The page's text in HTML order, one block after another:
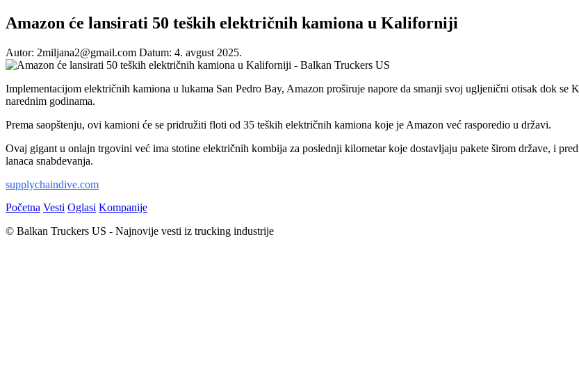
Amazon će lansirati 50 teških električnih kamiona u Kaliforniji
Autor: 2miljana2@gmail.com Datum: 4. avgust 2025.
Implementacijom električnih kamiona u lukama San Pedro Bay, Amazon proširuje napore da smanji svoj ugljenični otisak dok se
narednim godinama.
Prema saopštenju, ovi kamioni će se pridružiti floti od 35 teških električnih kamiona koje je Amazon već rasporedio u državi.
Ovaj gigant u onlajn trgovini već ima stotine električnih kombija za poslednji kilometar koje dostavljaju pakete širom države, i
lanaca snabdevanja.
supplychaindive.com
Početna Vesti Oglasi Kompanije
© Balkan Truckers US - Najnovije vesti iz trucking industrije